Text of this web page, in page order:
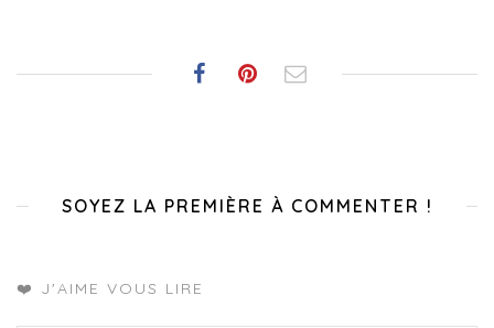
SOYEZ LA PREMIÈRE À COMMENTER !
❤️ J'AIME VOUS LIRE